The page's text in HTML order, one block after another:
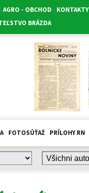
AGRO - OBCHOD KONTAKTY
BRÁZDA
FOTOSÚŤAŽ PRÍLOHY RN